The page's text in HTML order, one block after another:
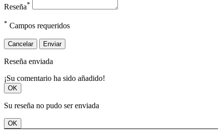
Reseña*
* Campos requeridos
Cancelar Enviar
Reseña enviada
¡Su comentario ha sido añadido!
OK
Su reseña no pudo ser enviada
OK